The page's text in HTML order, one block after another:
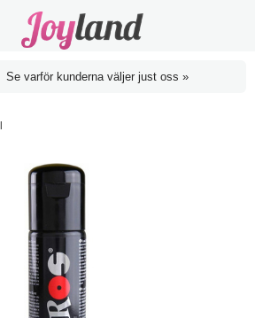
Se varför kunderna väljer just oss »